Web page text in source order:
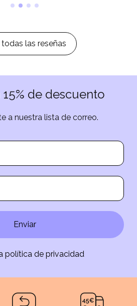
todas las reseñas
de descuento
a nuestra lista de correo.
Enviar
política de privacidad